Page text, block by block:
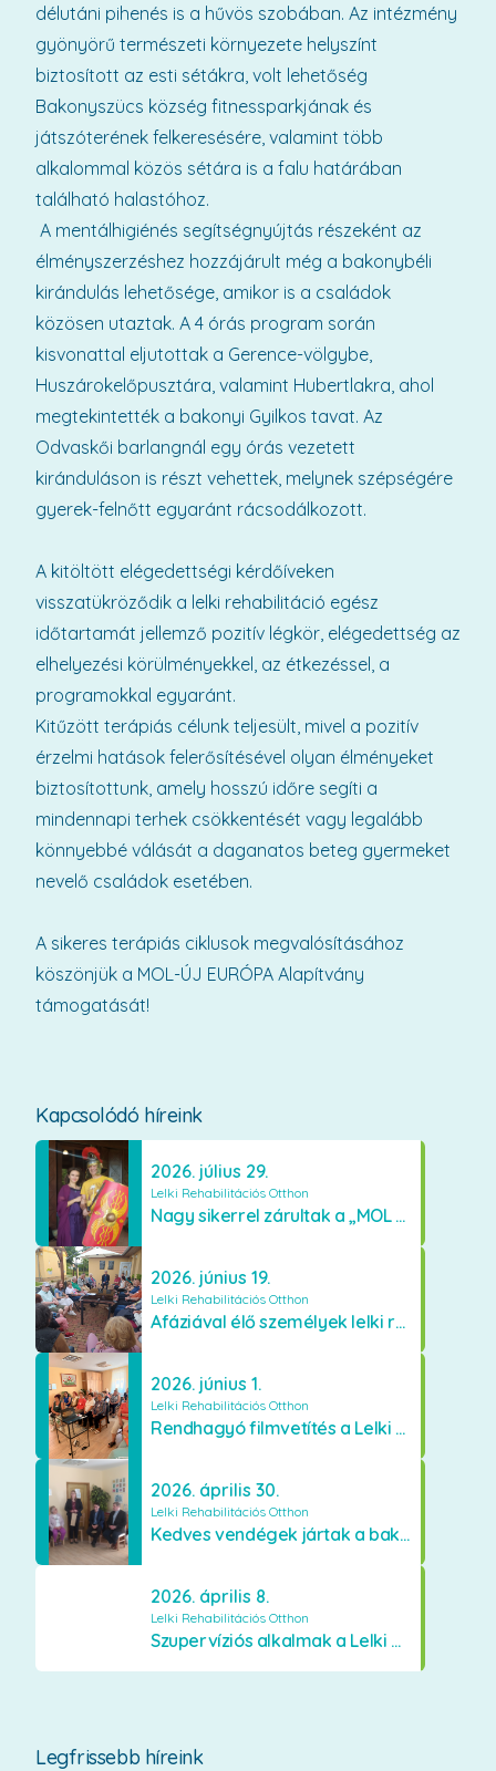
Kapcsolódó híreink
2026. július 29.
Lelki Rehabilitációs Otthon
Nagy sikerrel zárultak a „MOL ÚJEURÓPA ALAPÍTVÁNY” támogatásával szervezett terápiás ciklusok
2026. június 19.
Lelki Rehabilitációs Otthon
Afáziával élő személyek lelki rehabilitáción az Otthonban
2026. június 1.
Lelki Rehabilitációs Otthon
Rendhagyó filmvetítés a Lelki Rehabilitációs Otthonban
2026. április 30.
Lelki Rehabilitációs Otthon
Kedves vendégek jártak a bakonyszücsi Lelki Rehabilitációs Otthonban
2026. április 8.
Lelki Rehabilitációs Otthon
Szupervíziós alkalmak a Lelki Rehabilitációs Otthonban Bakonyszücsön
Legfrissebb híreink
délutáni pihenés is a hűvös szobában. Az intézmény
gyönyörű természeti környezete helyszínt
biztosított az esti sétákra, volt lehetőség
Bakonyszücs község fitnessparkjának és
játszóterének felkeresésére, valamint több
alkalommal közös sétára is a falu határában
található halastóhoz.
A mentálhigiénés segítségnyújtás részeként az
élményszerzéshez hozzájárult még a bakonybéli
kirándulás lehetősége, amikor is a családok
közösen utaztak. A 4 órás program során
kisvonattal eljutottak a Gerence-völgybe,
Huszárokelőpusztára, valamint Hubertlakra, ahol
megtekintették a bakonyi Gyilkos tavat. Az
Odvaskői barlangnál egy órás vezetett
kiránduláson is részt vehettek, melynek szépségére
gyerek-felnőtt egyaránt rácsodálkozott.
A kitöltött elégedettségi kérdőíveken
visszatükröződik a lelki rehabilitáció egész
időtartamát jellemző pozitív légkör, elégedettség az
elhelyezési körülményekkel, az étkezéssel, a
programokkal egyaránt.
Kitűzött terápiás célunk teljesült, mivel a pozitív
érzelmi hatások felerősítésével olyan élményeket
biztosítottunk, amely hosszú időre segíti a
mindennapi terhek csökkentését vagy legalább
könnyebbé válását a daganatos beteg gyermeket
nevelő családok esetében.
A sikeres terápiás ciklusok megvalósításához
köszönjük a MOL-ÚJ EURÓPA Alapítvány
támogatását!